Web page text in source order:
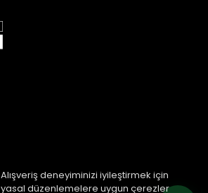
Alışveriş deneyiminizi iyileştirmek için
yasal düzenlemelere uygun çerezler